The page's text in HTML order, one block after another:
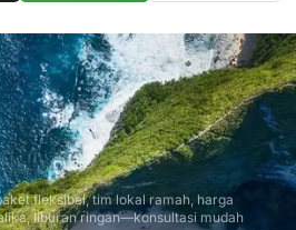
fleksibel, tim lokal ramah, harga
liburan ringan—konsultasi mudah